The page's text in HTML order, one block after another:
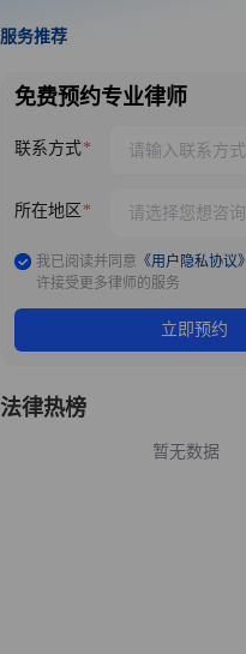
服务推荐
免费预约专业律师
联系方式
所在地区
我已阅读并同意 《用户隐私协议》
许接受更多律师的服务
立即预约
法律热榜
暂无数据